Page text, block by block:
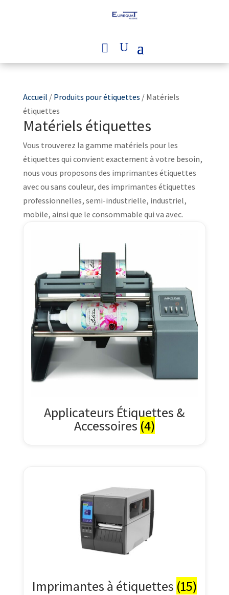
Accueil /Produits pour étiquettes / Matériels
étiquettes
Matériels étiquettes
Vous trouverez la gamme matériels pour les
étiquettes qui convient exactement à votre besoin,
nous vous proposons des imprimantes étiquettes
avec ou sans couleur, des imprimantes étiquettes
professionnelles, semi-industrielle, industriel,
mobile, ainsi que le consommable qui va avec.
Applicateurs Étiquettes &
Accessoires (4)
Imprimantes à étiquettes (15)